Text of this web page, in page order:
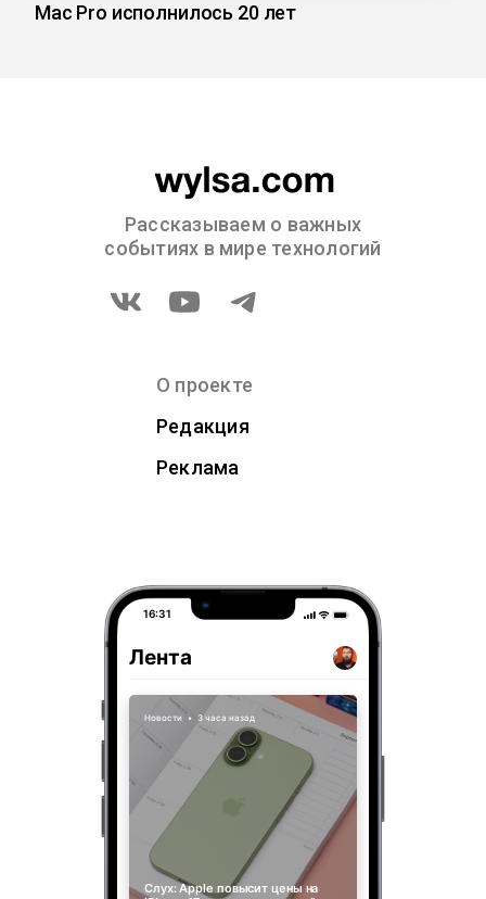
Mac Pro исполнилось 20 лет
Рассказываем о важных
событиях в мире технологий
О проекте
Редакция
Реклама
16:31
Лента
Новости • 3 часа назад
Слух: Apple повысит цены на